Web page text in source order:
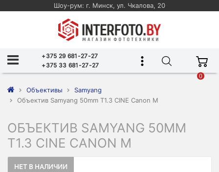
Шоу-рум: г. Минск, ул. Чкалова, 20
+375 29 681-27-27
+375 33 681-27-27
0
Объективы
Samyang
Объектив Samyang 50mm T1.3 CINE Canon M
ОБЪЕКТИВ SAMYANG 50MM
T1.3 CINE CANON M
НЕТ В НАЛИЧИИ